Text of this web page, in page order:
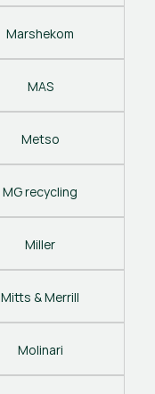
Marshekom
MAS
Metso
MG recycling
Miller
Mitts & Merrill
Molinari